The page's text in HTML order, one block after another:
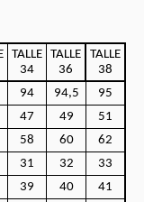
TALLE
34
TALLE
36
TALLE
38
94 94,5
95
47 49
51
58 60
62
31 32
33
39 40
41